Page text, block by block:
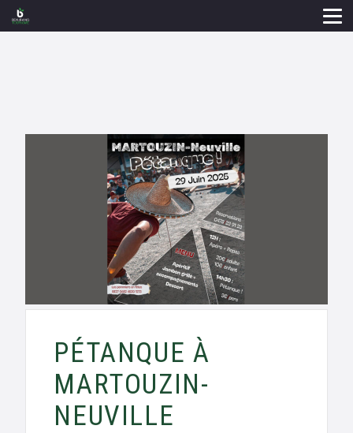
PÉTANQUE À
MARTOUZIN-
NEUVILLE